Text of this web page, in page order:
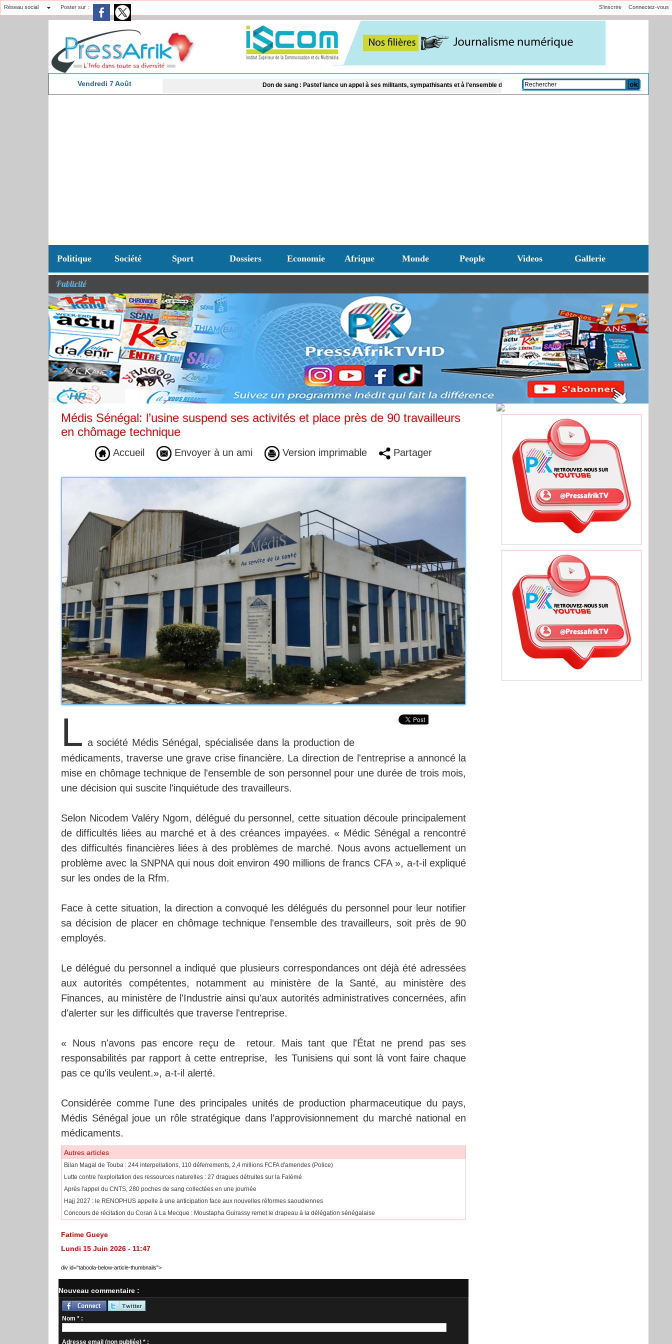
Réseau social Poster sur : Connectez-vous
S'inscrire
Vendredi 7 Août Don de sang : Pastef lance un appel à ses militants, sympathisants et à l'ensemble des citoyens Code de la famille et présence des cadis : Dar Al Istiqaamah
Politique Société Sport Dossiers Economie Afrique Monde People Videos Gallerie
Publicité
Médis Sénégal: l’usine suspend ses activités et place près de 90 travailleurs
en chômage technique
Accueil Envoyer à un ami Version imprimable Partager
L a société Médis Sénégal, spécialisée dans la production de
médicaments, traverse une grave crise financière. La direction de l'entreprise a annoncé la
mise en chômage technique de l'ensemble de son personnel pour une durée de trois mois,
une décision qui suscite l'inquiétude des travailleurs.
Selon Nicodem Valéry Ngom, délégué du personnel, cette situation découle principalement
de difficultés liées au marché et à des créances impayées. « Médic Sénégal a rencontré
des difficultés financières liées à des problèmes de marché. Nous avons actuellement un
problème avec la SNPNA qui nous doit environ 490 millions de francs CFA », a-t-il expliqué
sur les ondes de la Rfm.
Face à cette situation, la direction a convoqué les délégués du personnel pour leur notifier
sa décision de placer en chômage technique l'ensemble des travailleurs, soit près de 90
employés.
Le délégué du personnel a indiqué que plusieurs correspondances ont déjà été adressées
aux autorités compétentes, notamment au ministère de la Santé, au ministère des
Finances, au ministère de l'Industrie ainsi qu'aux autorités administratives concernées, afin
d'alerter sur les difficultés que traverse l'entreprise.
« Nous n'avons pas encore reçu de retour. Mais tant que l'État ne prend pas ses
responsabilités par rapport à cette entreprise, les Tunisiens qui sont là vont faire chaque
pas ce qu'ils veulent.», a-t-il alerté.
Considérée comme l'une des principales unités de production pharmaceutique du pays,
Médis Sénégal joue un rôle stratégique dans l'approvisionnement du marché national en
médicaments.
Autres articles
Bilan Magal de Touba : 244 interpellations, 110 déferrements, 2,4 millions FCFA d'amendes (Police)
Lutte contre l'exploitation des ressources naturelles : 27 dragues détruites sur la Falémé
Après l'appel du CNTS, 280 poches de sang collectées en une journée
Hajj 2027 : le RENOPHUS appelle à une anticipation face aux nouvelles réformes saoudiennes
Concours de récitation du Coran à La Mecque : Moustapha Guirassy remet le drapeau à la délégation sénégalaise
Fatime Gueye
Lundi 15 Juin 2026 - 11:47
div id="taboola-below-article-thumbnails">
Nouveau commentaire :
Nom * :
Adresse email (non publiée) * :